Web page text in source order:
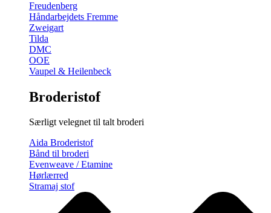
Freudenberg
Håndarbejdets Fremme
Zweigart
Tilda
DMC
OOE
Vaupel & Heilenbeck
Broderistof
Særligt velegnet til talt broderi
Aida Broderistof
Bånd til broderi
Evenweave / Etamine
Hørlærred
Stramaj stof